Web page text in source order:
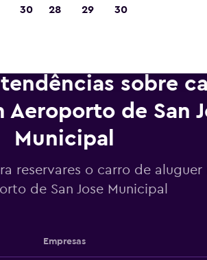
sobre
Aeroporto de San
Municipal
reservares o carro de aluguer
de San Jose Municipal
Empresas
30 28 29 30